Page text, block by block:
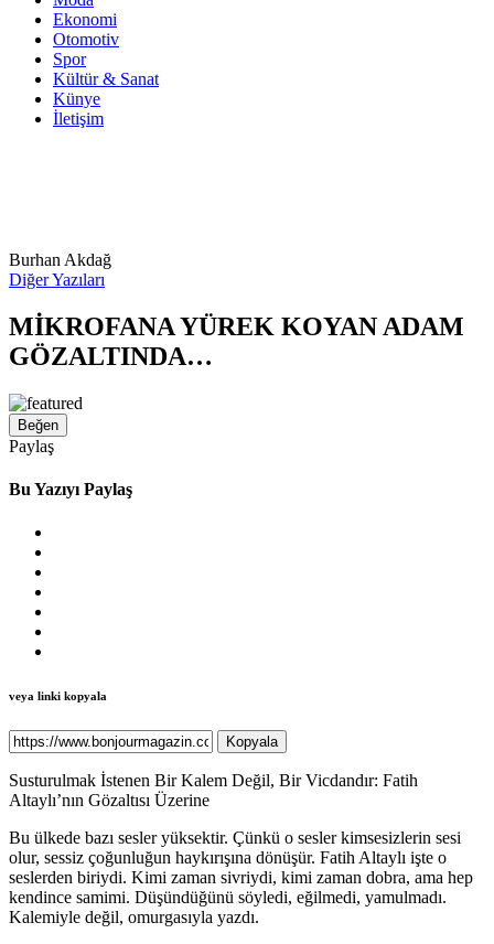
Ekonomi
Otomotiv
Spor
Kültür & Sanat
Künye
İletişim
Burhan Akdağ
Diğer Yazıları
MİKROFANA YÜREK KOYAN ADAM
GÖZALTINDA…
Beğen
Paylaş
Bu Yazıyı Paylaş
veya linki kopyala
Kopyala
Susturulmak İstenen Bir Kalem Değil, Bir Vicdandır: Fatih
Altaylı’nın Gözaltısı Üzerine
Bu ülkede bazı sesler yüksektir. Çünkü o sesler kimsesizlerin sesi
olur, sessiz çoğunluğun haykırışına dönüşür. Fatih Altaylı işte o
seslerden biriydi. Kimi zaman sivriydi, kimi zaman dobra, ama hep
kendince samimi. Düşündüğünü söyledi, eğilmedi, yamulmadı.
Kalemiyle değil, omurgasıyla yazdı.